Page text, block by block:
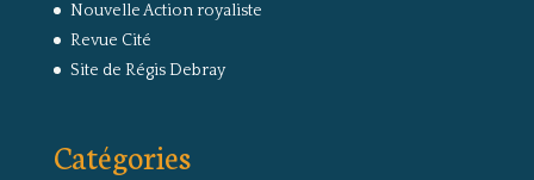
Nouvelle Action royaliste
Revue Cité
Site de Régis Debray
Catégories